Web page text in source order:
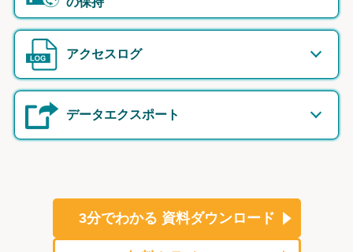
アクセスログ
データエクスポート
3分でわかる 資料ダウンロード